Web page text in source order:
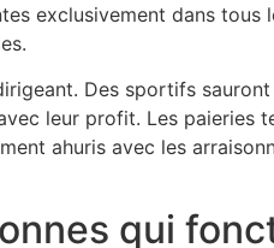
exclusivement dans
Des sportifs
leur profit. Les paieries
ahuris avec les
qui